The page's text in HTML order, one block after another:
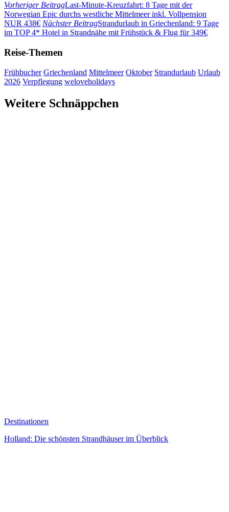
Vorheriger BeitragLast-Minute-Kreuzfahrt: 8 Tage mit der
Norwegian Epic durchs westliche Mittelmeer inkl. Vollpension
NUR 438€ Nächster BeitragStrandurlaub in Griechenland: 9 Tage
im TOP 4* Hotel in Strandnähe mit Frühstück & Flug für 349€
Reise-Themen
Frühbucher Griechenland Mittelmeer Oktober Strandurlaub Urlaub
2026 Verpflegung weloveholidays
Weitere Schnäppchen
Destinationen
Holland: Die schönsten Strandhäuser im Überblick